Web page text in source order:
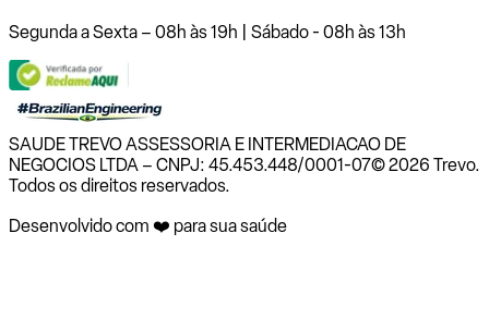
Segunda a Sexta – 08h às 19h | Sábado - 08h às 13h
SAUDE TREVO ASSESSORIA E INTERMEDIACAO DE
NEGOCIOS LTDA – CNPJ: 45.453.448/0001-07© 2026 Trevo.
Todos os direitos reservados.
Desenvolvido com ❤️ para sua saúde